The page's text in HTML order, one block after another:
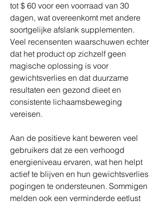
tot $ 60 voor een voorraad van 30
dagen, wat overeenkomt met andere
soortgelijke afslank supplementen.
Veel recensenten waarschuwen echter
dat het product op zichzelf geen
magische oplossing is voor
gewichtsverlies en dat duurzame
resultaten een gezond dieet en
consistente lichaamsbeweging
vereisen.
Aan de positieve kant beweren veel
gebruikers dat ze een verhoogd
energieniveau ervaren, wat hen helpt
actief te blijven en hun gewichtsverlies
pogingen te ondersteunen. Sommigen
melden ook een verminderde eetlust